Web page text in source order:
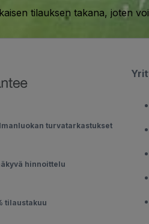
tilauksen takana, joten
turvatarkastukset
hinnoittelu
tilaustakuu